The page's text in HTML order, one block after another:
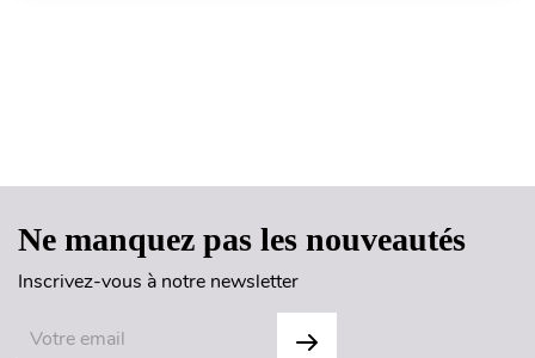
Ne manquez pas les nouveautés
Inscrivez-vous à notre newsletter